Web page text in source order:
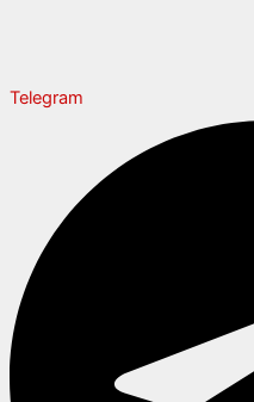
Telegram